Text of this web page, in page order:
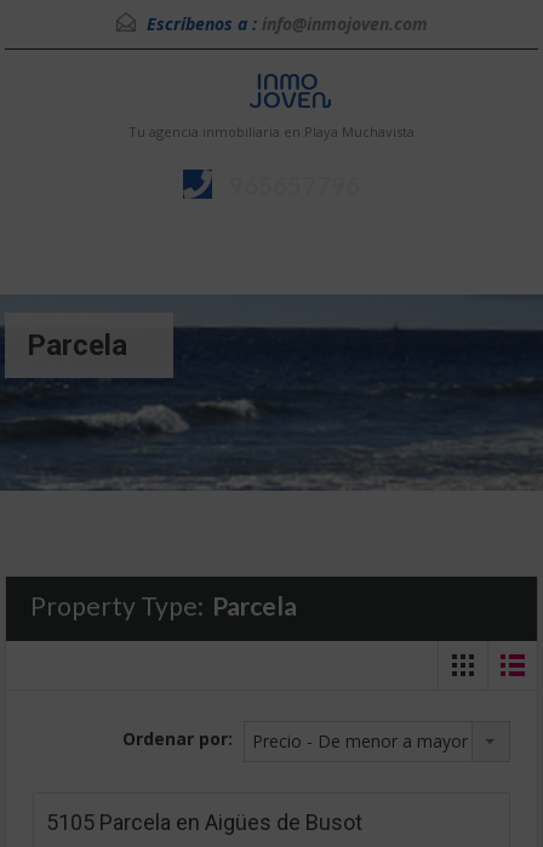
Escríbenos a : info@inmojoven.com
Tu agencia inmobiliaria en Playa Muchavista
Parcela
Property Type: Parcela
Ordenar por: Precio - De menor a mayor
5105 Parcela en Aigües de Busot